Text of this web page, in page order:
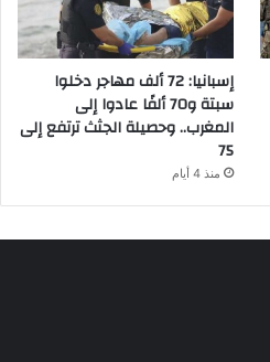
إسبانيا: 72 ألف مهاجر دخلوا
سبتة و70 ألفًا عادوا إلى
المغرب.. وحصيلة الجثث ترتفع إلى
75
منذ 4 أيام